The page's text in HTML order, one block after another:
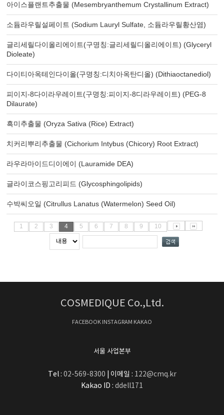
아이스플랜트추출물 (Mesembryanthemum Crystallinum Extract)
소듐라우릴설페이트 (Sodium Lauryl Sulfate, 소듐라우릴황산염)
글리세릴다이올리에이트(구명칭:글리세릴디올리에이트) (Glyceryl
Dioleate)
다이티아옥테인다이올(구명칭:디치아옥탄디올) (Dithiaoctanediol)
피이지-8다이라우레이트(구명칭:피이지-8디라우레이트) (PEG-8
Dilaurate)
흑미추출물 (Oryza Sativa (Rice) Extract)
치커리뿌리추출물 (Cichorium Intybus (Chicory) Root Extract)
라우라마이드디이에이 (Lauramide DEA)
글라이코스핑고리피드 (Glycosphingolipids)
수박씨오일 (Citrullus Lanatus (Watermelon) Seed Oil)
1 2 3 4 5 6 7 8 9 10
COSMEDIQUE Co.,Ltd.
FACEBOOK INSTAGRAM KAKAO
서울 사업본부
Tel : 02-569-8300 | 이메일 : 122@cmq.kr
Kakao ID : ddell171